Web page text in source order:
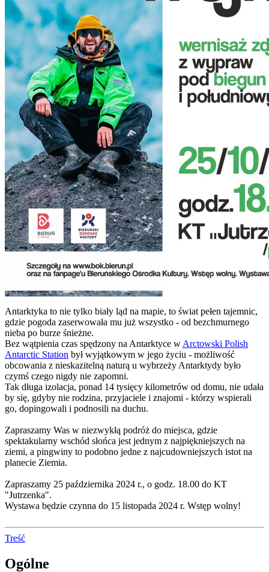
Antarktyka to nie tylko biały ląd na mapie, to świat pełen tajemnic,
gdzie pogoda zaserwowała mu już wszystko - od bezchmurnego
nieba po burze śnieżne.
Bez wątpienia czas spędzony na Antarktyce w Arctowski Polish
Antarctic Station był wyjątkowym w jego życiu - możliwość
obcowania z nieskazitelną naturą u wybrzeży Antarktydy było
czymś czego nigdy nie zapomni.
Tak długa izolacja, ponad 14 tysięcy kilometrów od domu, nie udała
by się, gdyby nie rodzina, przyjaciele i znajomi - którzy wspierali
go, dopingowali i podnosili na duchu.
Zapraszamy Was w niezwykłą podróż do miejsca, gdzie
spektakularny wschód słońca jest jednym z najpiękniejszych na
ziemi, a pingwiny to podobno jedne z najcudowniejszych istot na
planecie Ziemia.
Zapraszamy 25 października 2024 r., o godz. 18.00 do KT
"Jutrzenka".
Wystawa będzie czynna do 15 listopada 2024 r. Wstęp wolny!
Treść
Ogólne